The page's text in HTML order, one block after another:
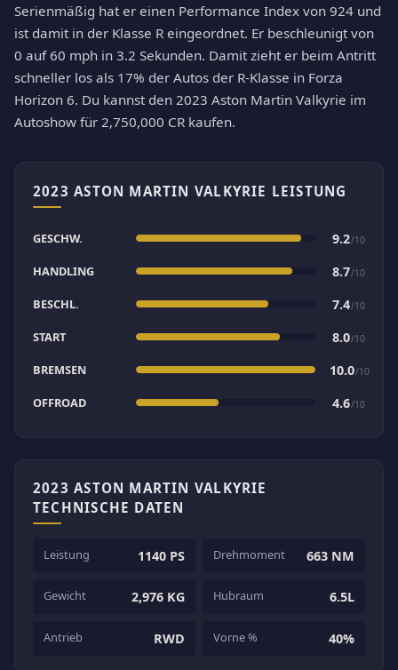
Serienmäßig hat er einen Performance Index von 924 und
ist damit in der Klasse R eingeordnet. Er beschleunigt von
0 auf 60 mph in 3.2 Sekunden. Damit zieht er beim Antritt
schneller los als 17% der Autos der R-Klasse in Forza
Horizon 6. Du kannst den 2023 Aston Martin Valkyrie im
Autoshow für 2,750,000 CR kaufen.
2023 ASTON MARTIN VALKYRIE LEISTUNG
GESCHW. 9.2/10
HANDLING 8.7/10
BESCHL. 7.4/10
START 8.0/10
BREMSEN 10.0/10
OFFROAD 4.6/10
2023 ASTON MARTIN VALKYRIE
TECHNISCHE DATEN
Leistung 1140 PS Drehmoment 663 NM
Gewicht 2,976 KG Hubraum 6.5L
Antrieb RWD Vorne % 40%